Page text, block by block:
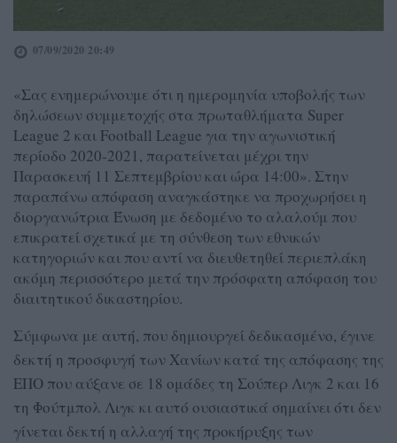
07/09/2020 20:49
«Σας ενημερώνουμε ότι η ημερομηνία υποβολής των
δηλώσεων συμμετοχής στα πρωταθλήματα Super
League 2 και Football League για την αγωνιστική
περίοδο 2020-2021, παρατείνεται μέχρι την
Παρασκευή 11 Σεπτεμβρίου και ώρα 14:00». Στην
παραπάνω απόφαση αναγκάστηκε να προχωρήσει η
διοργανώτρια Ένωση με δεδομένο το αλαλούμ που
επικρατεί σχετικά με τη σύνθεση των εθνικών
κατηγοριών και που αντί να διευθετηθεί περιεπλάκη
ακόμη περισσότερο μετά την πρόσφατη απόφαση του
διαιτητικού δικαστηρίου.
Σύμφωνα με αυτή, που δημιουργεί δεδικασμένο, έγινε
δεκτή η προσφυγή των Χανίων κατά της απόφασης της
ΕΠΟ που αύξανε σε 18 ομάδες τη Σούπερ Λιγκ 2 και 16
τη Φούτμπολ Λιγκ κι αυτό ουσιαστικά σημαίνει ότι δεν
γίνεται δεκτή η αλλαγή της προκήρυξης των